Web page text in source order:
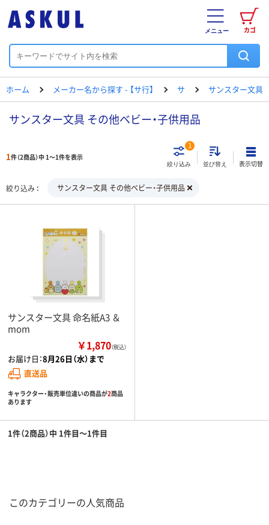
カゴ
メニュー
ホーム メーカー名から探す - 【サ行】 サ サンスター文具
サンスター文具 その他ベビー・子供用品
1件（2商品）中 1～1件を表示
絞り込み
1
並び替え 表示切替
絞り込み サンスター文具 その他ベビー・子供用品
サンスター文具 命名紙A3 ＆
mom
￥1,870（税込）
お届け日：8月26日（水）まで
直送品
キャラクター・販売単位違いの商品が2商品
あります
1件（2商品）中 1件目～1件目
このカテゴリーの人気商品